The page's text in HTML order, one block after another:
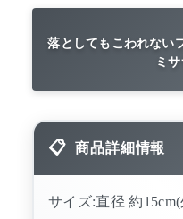
落としてもこわれない
ミ
商品詳細情報
サイズ:直径 約